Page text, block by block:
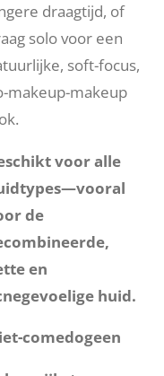
draagtijd, of
solo voor een
soft-focus,
makeup-makeup
voor alle
de
en
huid.
comedogeen